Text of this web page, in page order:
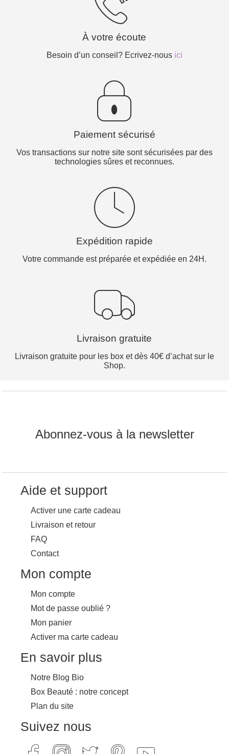
À votre écoute
Besoin d’un conseil? Ecrivez-nous ici
Paiement sécurisé
Vos transactions sur notre site sont sécurisées par des
technologies sûres et reconnues.
Expédition rapide
Votre commande est préparée et expédiée en 24H.
Livraison gratuite
Livraison gratuite pour les box et dès 40€ d’achat sur le
Shop.
Abonnez-vous à la newsletter
Aide et support
Activer une carte cadeau
Livraison et retour
FAQ
Contact
Mon compte
Mon compte
Mot de passe oublié ?
Mon panier
Activer ma carte cadeau
En savoir plus
Notre Blog Bio
Box Beauté : notre concept
Plan du site
Suivez nous